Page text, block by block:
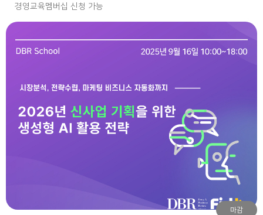
경영교육멤버십 신청 가능
마감